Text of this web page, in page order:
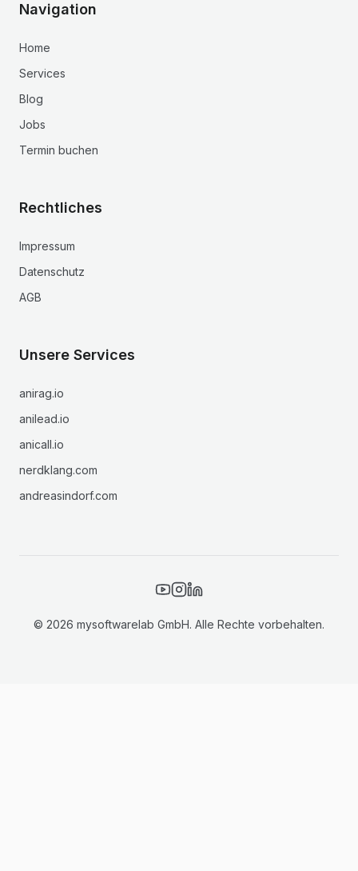
Navigation
Home
Services
Blog
Jobs
Termin buchen
Rechtliches
Impressum
Datenschutz
AGB
Unsere Services
anirag.io
anilead.io
anicall.io
nerdklang.com
andreasindorf.com
© 2026 mysoftwarelab GmbH. Alle Rechte vorbehalten.